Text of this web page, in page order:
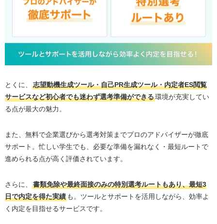
キャリアパークの悪い評判・口コミ#5 アドバイザー
によって返信の早さや対応に差がある
キャリアパークとは？
キャリアパークの基本情報
キャリアパークを利用するのがおすすめの人
キャリアパークがおすすめな人#1 大手企業に就職し
たい人
が欲しい人
キャリアパークがおすすめな人#3 なかなか選考が通
らない人
希望する学生
キャリアパークを利用する流れ
とくに、
志望動機生成ツール・自己PR生成ツール・内定者ES閲覧
サービスなど初心者でも迷わず選考準備ができる環境が充実してい
る点が最大の魅力。
また、無料で企業選びから選考対策までプロのアドバイザーが徹底
サポート。忙しい学生でも、必要な準備を漏れなく・最短ルートで
進められる点が高く評価されています。
さらに、
書類免除や最終面接のみの特別選考ルートもあり、最短3
日で内定を得た実績も。ツールとサポートを活用しながら、効率よ
く内定を目指せるサービスです。